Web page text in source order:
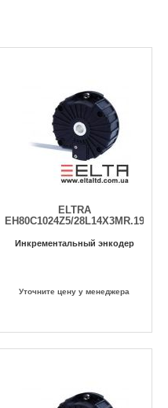
ELTRA
EH80C1024Z5/
Инкрементальный энкодер
Уточните цену у менеджера